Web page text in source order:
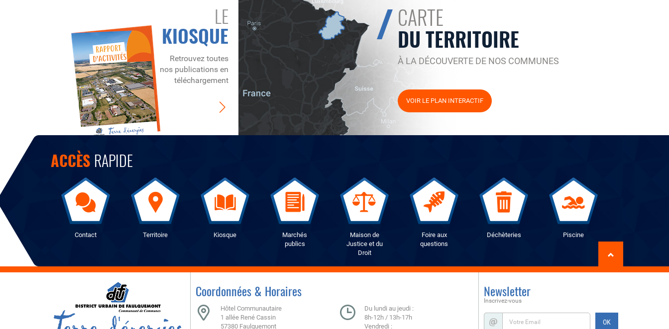
LE
KIOSQUE
Retrouvez toutes
nos publications en
téléchargement
CARTE
DU TERRITOIRE
À LA DÉCOUVERTE DE NOS COMMUNES
VOIR LE PLAN INTERACTIF
ACCÈS RAPIDE
Contact Territoire Kiosque
Marchés
publics
Maison de
Justice et du
Droit
Foire aux
questions
Déchèteries Piscine
Coordonnées & Horaires
Hôtel Communautaire
1 allée René Cassin
57380 Faulquemont
Du lundi au jeudi :
8h-12h / 13h-17h
Vendredi :
Newsletter
Inscrivez-vous